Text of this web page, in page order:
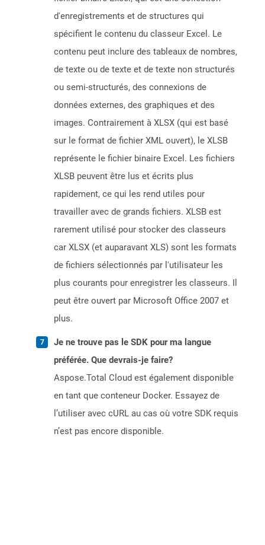
d'enregistrements et de structures qui
spécifient le contenu du classeur Excel. Le
contenu peut inclure des tableaux de nombres,
de texte ou de texte et de texte non structurés
ou semi-structurés, des connexions de
données externes, des graphiques et des
images. Contrairement à XLSX (qui est basé
sur le format de fichier XML ouvert), le XLSB
représente le fichier binaire Excel. Les fichiers
XLSB peuvent être lus et écrits plus
rapidement, ce qui les rend utiles pour
travailler avec de grands fichiers. XLSB est
rarement utilisé pour stocker des classeurs
car XLSX (et auparavant XLS) sont les formats
de fichiers sélectionnés par l'utilisateur les
plus courants pour enregistrer les classeurs. Il
peut être ouvert par Microsoft Office 2007 et
plus.
Je ne trouve pas le SDK pour ma langue
préférée. Que devrais-je faire?
Aspose.Total Cloud est également disponible
en tant que conteneur Docker. Essayez de
l’utiliser avec cURL au cas où votre SDK requis
n’est pas encore disponible.